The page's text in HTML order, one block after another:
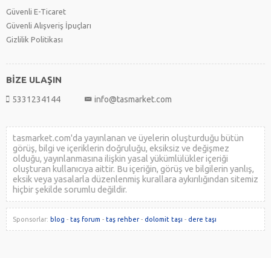
Güvenli E-Ticaret
Güvenli Alışveriş İpuçları
Gizlilik Politikası
BİZE ULAŞIN
5331234144 info@tasmarket.com
tasmarket.com'da yayınlanan ve üyelerin oluşturduğu bütün
görüş, bilgi ve içeriklerin doğruluğu, eksiksiz ve değişmez
olduğu, yayınlanmasına ilişkin yasal yükümlülükler içeriği
oluşturan kullanıcıya aittir. Bu içeriğin, görüş ve bilgilerin yanlış,
eksik veya yasalarla düzenlenmiş kurallara aykırılığından sitemiz
hiçbir şekilde sorumlu değildir.
Sponsorlar: blog - taş forum - taş rehber - dolomit taşı - dere taşı